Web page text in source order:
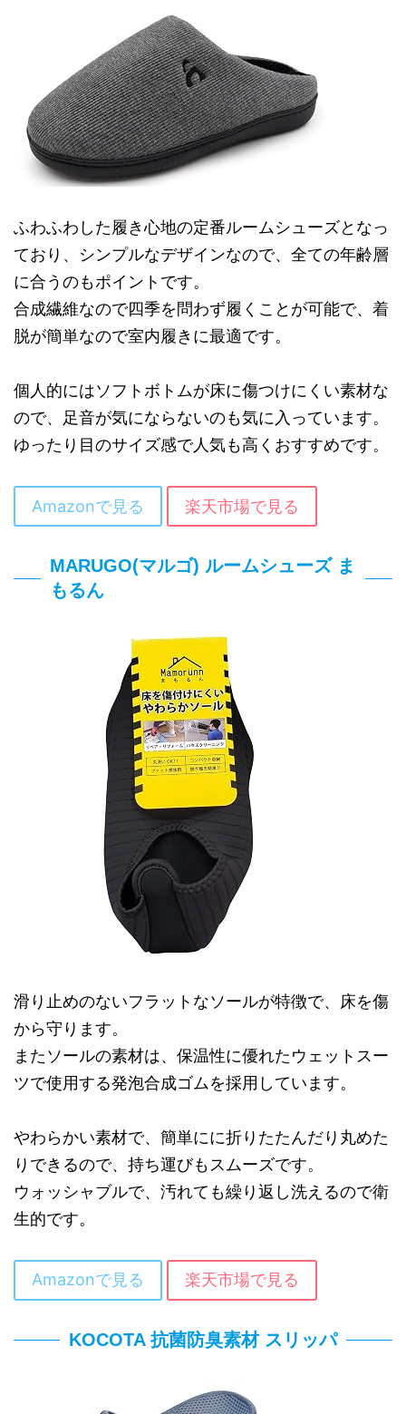
ふわふわした履き心地の定番ルームシューズとなっ
ており、シンプルなデザインなので、全ての年齢層
に合うのもポイントです。
合成繊維なので四季を問わず履くことが可能で、着
脱が簡単なので室内履きに最適です。
個人的にはソフトボトムが床に傷つけにくい素材な
ので、足音が気にならないのも気に入っています。
ゆったり目のサイズ感で人気も高くおすすめです。
Amazonで見る 楽天市場で見る
MARUGO(マルゴ) ルームシューズ ま
もるん
滑り止めのないフラットなソールが特徴で、床を傷
から守ります。
またソールの素材は、保温性に優れたウェットスー
ツで使用する発泡合成ゴムを採用しています。
やわらかい素材で、簡単にに折りたたんだり丸めた
りできるので、持ち運びもスムーズです。
ウォッシャブルで、汚れても繰り返し洗えるので衛
生的です。
Amazonで見る 楽天市場で見る
KOCOTA 抗菌防臭素材 スリッパ